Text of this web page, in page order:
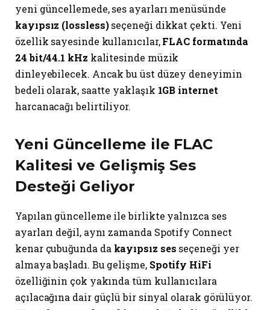
yeni güncellemede, ses ayarları menüsünde
kayıpsız (lossless)seçeneği dikkat çekti. Yeni
özellik sayesinde kullanıcılar,FLAC formatında
24 bit/44.1 kHz kalitesinde müzik
dinleyebilecek. Ancak bu üst düzey deneyimin
bedeli olarak, saatte yaklaşık 1GB internet
harcanacağı belirtiliyor.
Yeni Güncelleme ile FLAC
Kalitesi ve Gelişmiş Ses
Desteği Geliyor
Yapılan güncelleme ile birlikte yalnızca ses
ayarları değil, aynı zamanda Spotify Connect
kenar çubuğunda da kayıpsız ses seçeneği yer
almaya başladı. Bu gelişme, Spotify HiFi
özelliğinin çok yakında tüm kullanıcılara
açılacağına dair güçlü bir sinyal olarak görülüyor.